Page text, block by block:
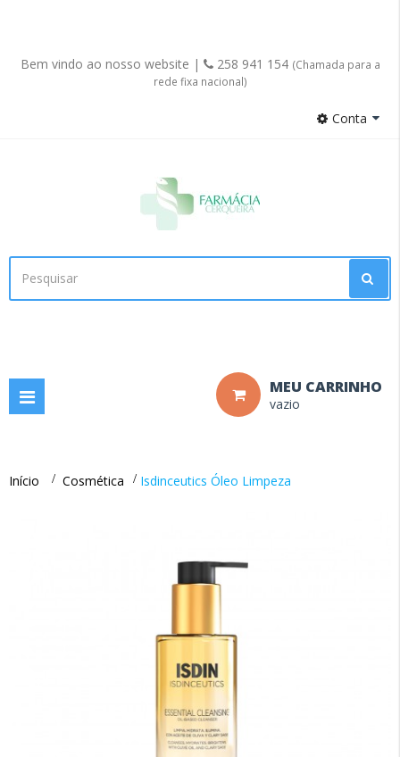
Bem vindo ao nosso website | 258 941 154 (Chamada para a
rede fixa nacional)
Conta
MEU CARRINHO
vazio
Toggle
navigation
Início > Cosmética > Isdinceutics Óleo Limpeza